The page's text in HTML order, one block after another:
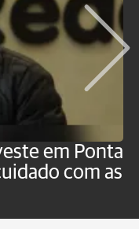
em Ponta
com as